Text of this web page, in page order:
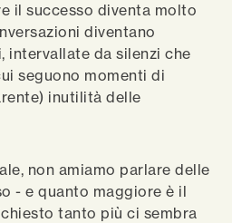
il successo diventa molto
diventano
intervallate da silenzi che
seguono momenti di
inutilità delle
non amiamo parlare delle
- e quanto maggiore è il
tanto più ci sembra